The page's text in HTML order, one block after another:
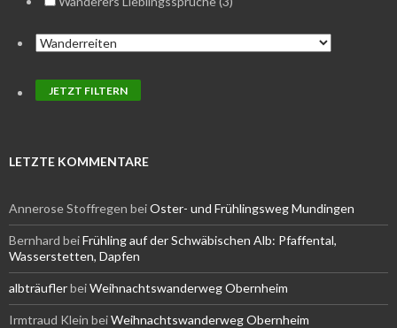
LETZTE KOMMENTARE
Annerose Stoffregen beiOster- und Frühlingsweg Mundingen
Bernhard beiFrühling auf der Schwäbischen Alb: Pfaffental,
Wasserstetten, Dapfen
albträuflerbeiWeihnachtswanderweg Obernheim
Irmtraud Klein beiWeihnachtswanderweg Obernheim